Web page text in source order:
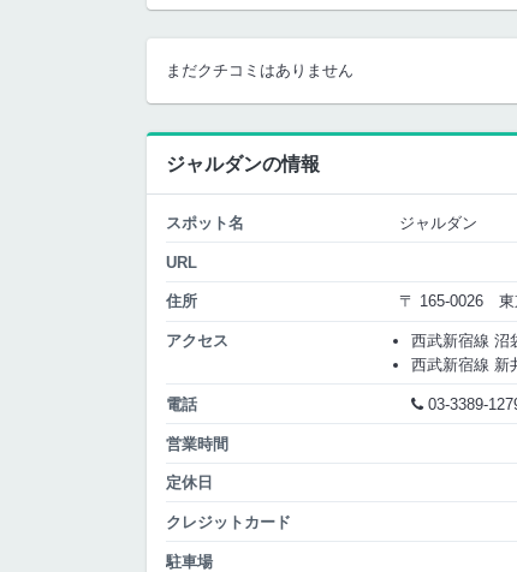
まだクチコミはありません
ジャルダンの情報
スポット名 ジャルダン
URL
住所 〒 165-0026 東
アクセス
西武新宿線 沼
西武新宿線 新
電話 03-3389-
営業時間
定休日
クレジットカード
駐車場